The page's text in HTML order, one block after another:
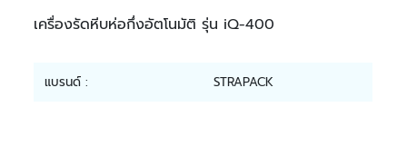
เครื่องรัดหีบห่อกึ่งอัตโนมัติ รุ่น iQ-400
แบรนด์ : STRAPACK